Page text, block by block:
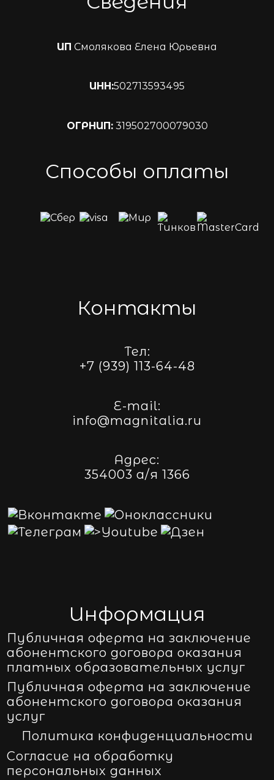
ИП Смолякова Елена Юрьевна
ИНН:502713593495
ОГРНИП:319502700079030
Способы оплаты
Контакты
Тел:
+7 (939) 113-64-48
E-mail:
info@magnitalia.ru
Адрес:
354003 а/я 1366
Информация
Публичная оферта на заключение
абонентского договора оказания
платных образовательных услуг
Публичная оферта на заключение
абонентского договора оказания
услуг
Политика конфиденциальности
Согласие на обработку
персональных данных